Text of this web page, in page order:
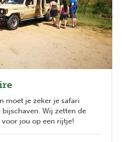
moet je zeker je safari
Wij zetten de
jou op een rijtje!